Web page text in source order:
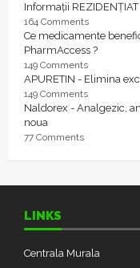
Informații REZIDENȚIAT
164 Comments
Ce medicamente
PharmAccess ?
149 Comments
APURETIN - Elimina
149 Comments
Naldorex - Analgezic,
noua
77 Comments
LINKS
Centrala Murala